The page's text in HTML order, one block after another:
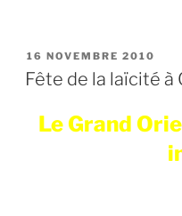
de
PUBLIÉ
LE
16 NOVEMBRE 2010
Fête de la laïcité à
Le Grand